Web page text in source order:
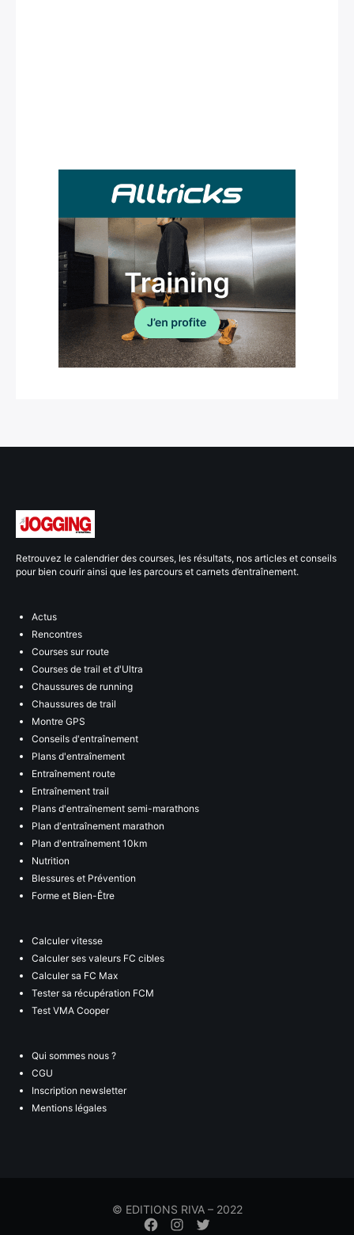
Retrouvez le calendrier des courses, les résultats, nos articles et conseils
pour bien courir ainsi que les parcours et carnets d’entraînement.
Actus
Rencontres
Courses sur route
Courses de trail et d'Ultra
Chaussures de running
Chaussures de trail
Montre GPS
Conseils d'entraînement
Plans d'entraînement
Entraînement route
Entraînement trail
Plans d'entraînement semi-marathons
Plan d'entraînement marathon
Plan d'entraînement 10km
Nutrition
Blessures et Prévention
Forme et Bien-Être
Calculer vitesse
Calculer ses valeurs FC cibles
Calculer sa FC Max
Tester sa récupération FCM
Test VMA Cooper
Qui sommes nous ?
CGU
Inscription newsletter
Mentions légales
© EDITIONS RIVA – 2022
Élément